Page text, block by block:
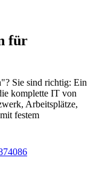
für
Sie sind richtig: Ein
komplette IT von
Arbeitsplätze,
festem